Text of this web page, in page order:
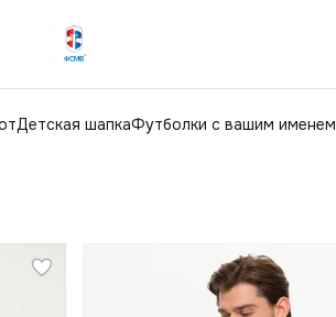
Детская шапкаФутболки с вашим именем